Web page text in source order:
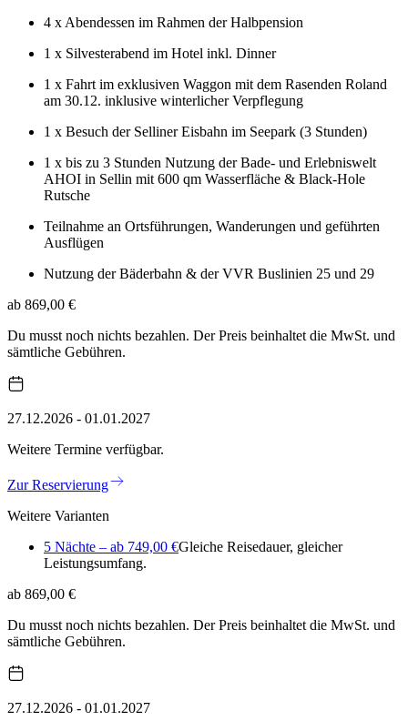
4 x Abendessen im Rahmen der Halbpension
1 x Silvesterabend im Hotel inkl. Dinner
1 x Fahrt im exklusiven Waggon mit dem Rasenden Roland
am 30.12. inklusive winterlicher Verpflegung
1 x Besuch der Selliner Eisbahn im Seepark (3 Stunden)
1 x bis zu 3 Stunden Nutzung der Bade- und Erlebniswelt
AHOI in Sellin mit 600 qm Wasserfläche & Black-Hole
Rutsche
Teilnahme an Ortsführungen, Wanderungen und geführten
Ausflügen
Nutzung der Bäderbahn & der VVR Buslinien 25 und 29
ab 869,00 €
Du musst noch nichts bezahlen. Der Preis beinhaltet die MwSt. und
sämtliche Gebühren.
27.12.2026 - 01.01.2027
Weitere Termine verfügbar.
Zur Reservierung
Weitere Varianten
5 Nächte – ab 749,00 €Gleiche Reisedauer, gleicher
Leistungsumfang.
ab 869,00 €
Du musst noch nichts bezahlen. Der Preis beinhaltet die MwSt. und
sämtliche Gebühren.
27.12.2026 - 01.01.2027